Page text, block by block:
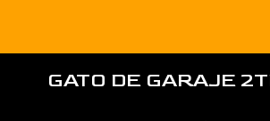
GATO DE GARAJE